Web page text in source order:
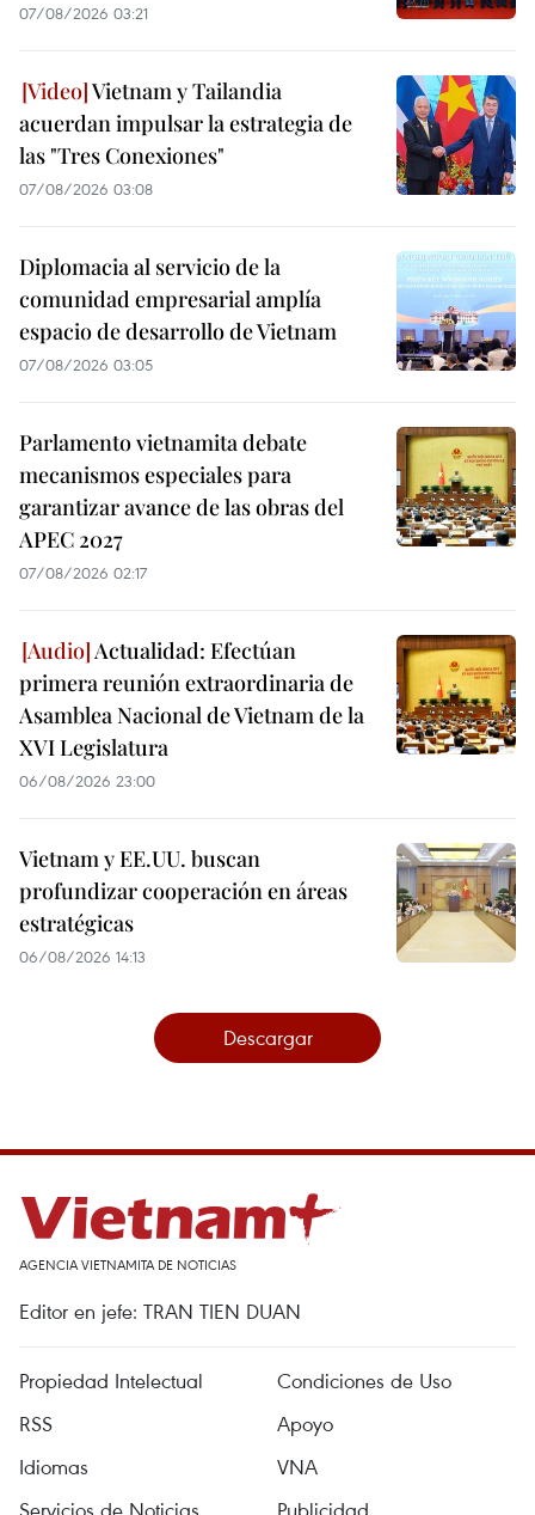
07/08/2026 03:21
Vietnam y Tailandia
acuerdan impulsar la estrategia de
las "Tres Conexiones"
07/08/2026 03:08
Diplomacia al servicio de la
comunidad empresarial amplía
espacio de desarrollo de Vietnam
07/08/2026 03:05
Parlamento vietnamita debate
mecanismos especiales para
garantizar avance de las obras del
APEC 2027
07/08/2026 02:17
Actualidad: Efectúan
primera reunión extraordinaria de
Asamblea Nacional de Vietnam de la
XVI Legislatura
06/08/2026 23:00
Vietnam y EE.UU. buscan
profundizar cooperación en áreas
estratégicas
06/08/2026 14:13
Descargar
AGENCIA VIETNAMITA DE NOTICIAS
Editor en jefe: TRAN TIEN DUAN
Propiedad Intelectual
Condiciones de Uso
RSS
Apoyo
Idiomas
VNA
Servicios de Noticias
Publicidad